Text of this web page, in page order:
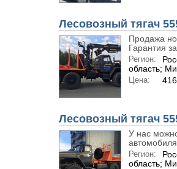
Лесовозный тягач
Продажа
Гарантия
Регион:
область;
Цена:
Лесовозный тягач
У нас
Регион:
область;